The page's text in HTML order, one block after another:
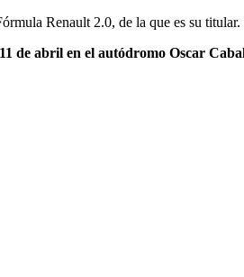
Renault 2.0, de la que es su
de abril en el autódromo Oscar